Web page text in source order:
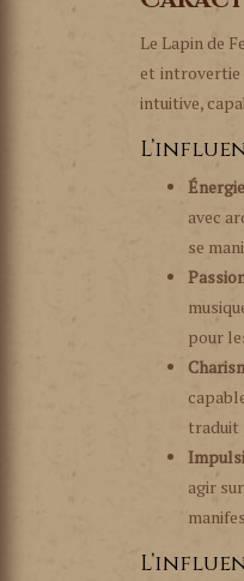
Le Lapin de
et introvertie
intuitive,
avec
se
pour
traduit
agir